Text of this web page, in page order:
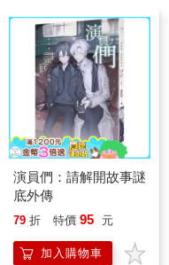
演員們：請解開故事謎
底外傳
79 折 特價 95 元
加入購物車